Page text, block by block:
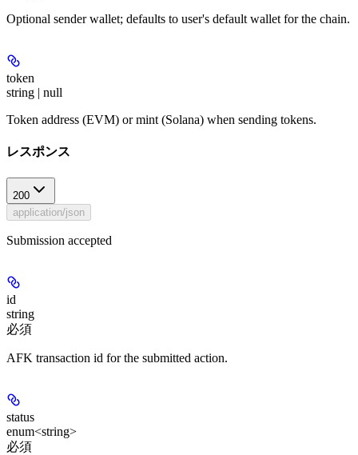
Optional sender wallet; defaults to user's default wallet for the chain.
token
string | null
Token address (EVM) or mint (Solana) when sending tokens.
レスポンス
200
application/json
Submission accepted
id
string
必須
AFK transaction id for the submitted action.
status
enum<string>
必須